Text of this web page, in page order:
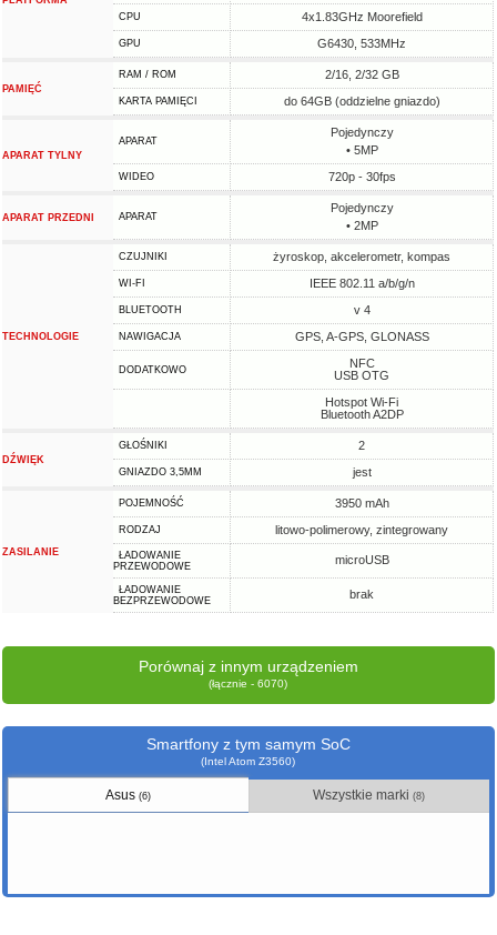
CPU 4x1.83GHz Moorefield
GPU G6430, 533MHz
PAMIĘĆ
RAM / ROM 2/16, 2/32 GB
KARTA PAMIĘCI do 64GB (oddzielne gniazdo)
APARAT TYLNY
APARAT
Pojedynczy
• 5MP
WIDEO 720p - 30fps
APARAT PRZEDNI APARAT
Pojedynczy
• 2MP
TECHNOLOGIE
CZUJNIKI żyroskop, akcelerometr, kompas
WI-FI IEEE 802.11 a/b/g/n
BLUETOOTH v 4
NAWIGACJA GPS, A-GPS, GLONASS
DODATKOWO
NFC
USB OTG
Hotspot Wi-Fi
Bluetooth A2DP
DŹWIĘK
GŁOŚNIKI 2
GNIAZDO 3,5MM jest
ZASILANIE
POJEMNOŚĆ 3950 mAh
RODZAJ litowo-polimerowy, zintegrowany
ŁADOWANIE
PRZEWODOWE
microUSB
ŁADOWANIE
BEZPRZEWODOWE
brak
Porównaj z innym urządzeniem
(łącznie - 6070)
Smartfony z tym samym SoC
(Intel Atom Z3560)
Asus(6) Wszystkie marki(8)